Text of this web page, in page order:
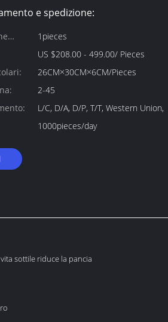
e spedizione:
1pieces
US $208.00 - 499.00/ Pieces
26CM×30CM×6CM/Pieces
2-45
L/C, D/A, D/P, T/T, Western Union,
1000pieces/day
sottile riduce la pancia